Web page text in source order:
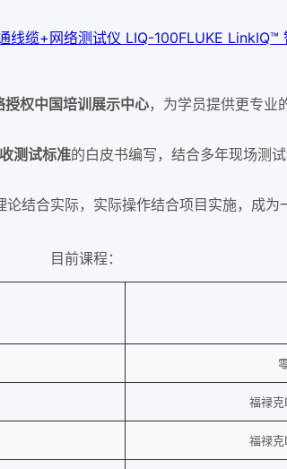
线缆+网络测试仪 LIQ-100FLUKE LinkIQ™
授权中国培训展示中心，为学员提供更专业
测试标准的白皮书编写，结合多年现场测
结合实际，实际操作结合项目实施，成
目前课程：
福禄克
福禄克